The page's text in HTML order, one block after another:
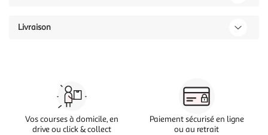
Livraison
Vos courses à domicile, en
drive ou click & collect
Paiement sécurisé en ligne
ou au retrait